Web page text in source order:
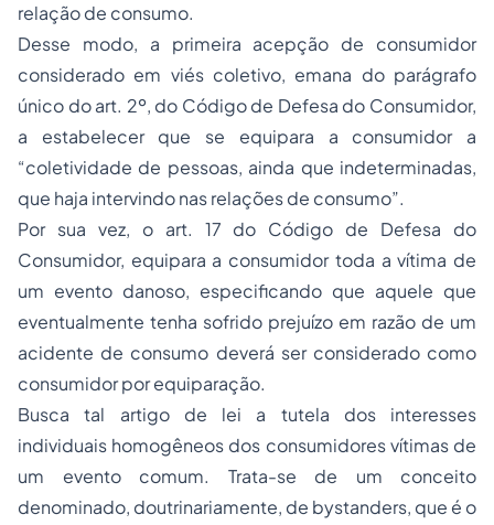
relação de consumo.
Desse modo, a primeira acepção de consumidor
considerado em viés coletivo, emana do parágrafo
único do art. 2º, do Código de Defesa do Consumidor,
a estabelecer que se equipara a consumidor a
“coletividade de pessoas, ainda que indeterminadas,
que haja intervindo nas relações de consumo”.
Por sua vez, o art. 17 do Código de Defesa do
Consumidor, equipara a consumidor toda a vítima de
um evento danoso, especificando que aquele que
eventualmente tenha sofrido prejuízo em razão de um
acidente de consumo deverá ser considerado como
consumidor por equiparação.
Busca tal artigo de lei a tutela dos interesses
individuais homogêneos dos consumidores vítimas de
um evento comum. Trata-se de um conceito
denominado, doutrinariamente, de bystanders, que é o